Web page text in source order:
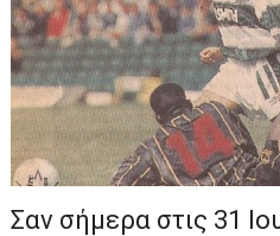
Σαν σήμερα στις 31